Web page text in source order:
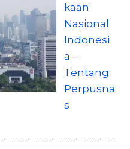
kaan
Nasional
Indonesi
a –
Tentang
Perpusna
s